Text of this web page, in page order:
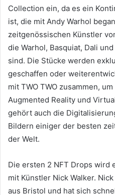
Collection ein, da es ein
ist, die mit Andy Warhol
zeitgenössischen Künstler
die Warhol, Basquiat, Dali
sind. Die Stücke werden
geschaffen oder
mit TWO TWO zusammen,
Augmented Reality und
gehört auch die
Bildern einiger der besten
der Welt.
Die ersten 2 NFT Drops wird
mit Künstler Nick Walker.
aus Bristol und hat sich